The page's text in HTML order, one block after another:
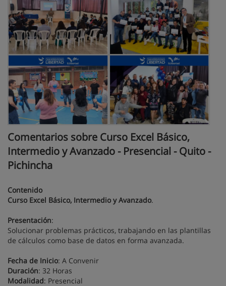
Comentarios sobre Curso Excel Básico,
Intermedio y Avanzado - Presencial - Quito -
Pichincha
Contenido
Curso Excel Básico, Intermedio y Avanzado.
Presentación:
Solucionar problemas prácticos, trabajando en las plantillas
de cálculos como base de datos en forma avanzada.
Fecha de Inicio: A Convenir
Duración: 32 Horas
Modalidad: Presencial